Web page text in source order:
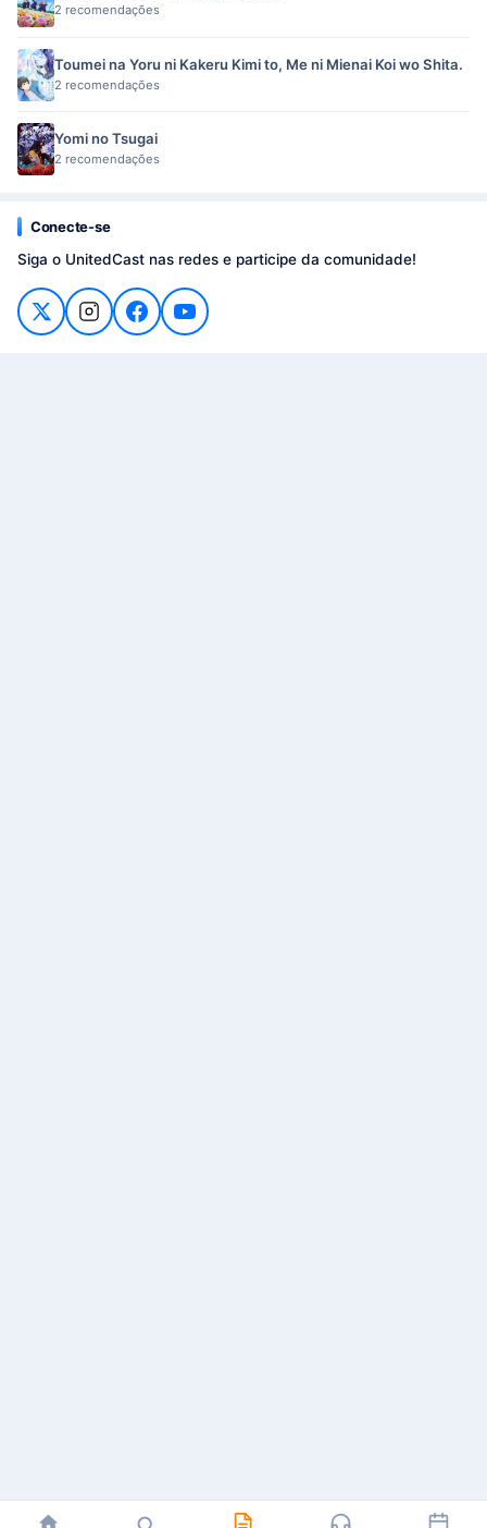
2 recomendações
Toumei na Yoru ni Kakeru Kimi to, Me ni Mienai Koi wo Shita.
2 recomendações
Yomi no Tsugai
2 recomendações
Conecte-se
Siga o UnitedCast nas redes e participe da comunidade!